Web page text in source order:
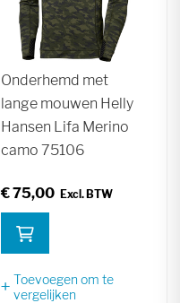
Onderhemd met
lange mouwen Helly
Hansen Lifa Merino
camo 75106
€ 75,00
Toevoegen om te
vergelijken